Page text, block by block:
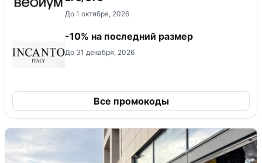
До 1 октября, 2026
-10% на последний размер
До 31 декабря, 2026
Все промокоды